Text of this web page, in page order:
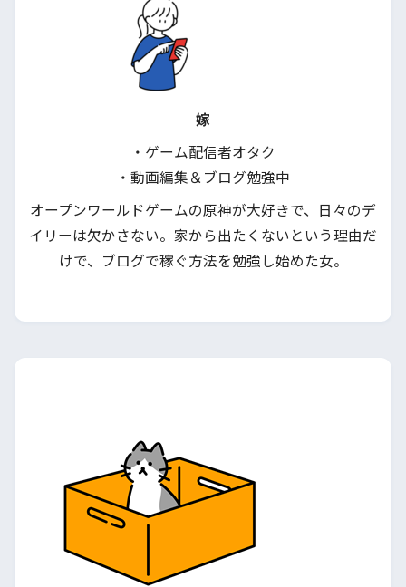
嫁
・ゲーム配信者オタク
・動画編集＆ブログ勉強中
オープンワールドゲームの原神が大好きで、日々のデ
イリーは欠かさない。家から出たくないという理由だ
けで、ブログで稼ぐ方法を勉強し始めた女。